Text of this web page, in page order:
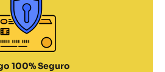
100% Seguro